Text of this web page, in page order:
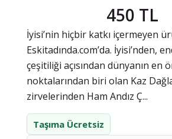
450 TL
İyisi’nin hiçbir katkı içermeyen
Eskitadında.com’da. İyisi’nden,
çeşitiliği açısından dünyanın en
noktalarından biri olan Kaz
zirvelerinden Ham Andız Ç...
Taşıma Ücretsiz